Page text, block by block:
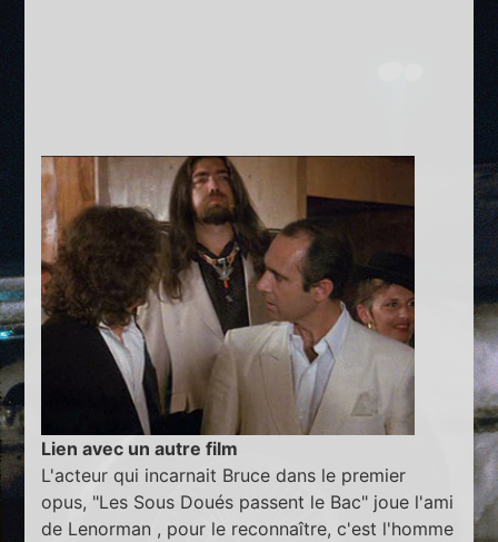
Lien avec un autre film
L'acteur qui incarnait Bruce dans le premier
opus, "Les Sous Doués passent le Bac" joue l'ami
de Lenorman , pour le reconnaître, c'est l'homme